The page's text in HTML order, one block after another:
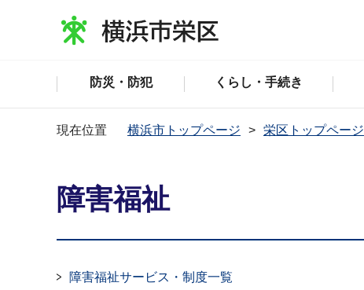
防災・防犯 くらし・手続き
現在位置 横浜市トップページ 栄区トップページ
障害福祉
障害福祉サービス・制度一覧